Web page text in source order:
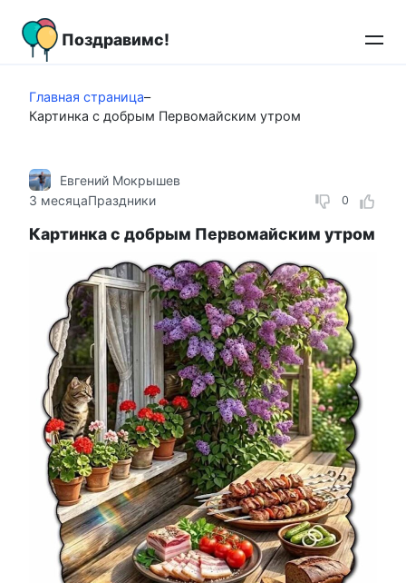
контенту
Поздравимс!
Главная страница–
Картинка с добрым Первомайским утром
0
Евгений Мокрышев
3 месяцаПраздники
Картинка с добрым Первомайским утром